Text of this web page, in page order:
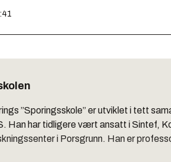
”Sporingsskole” er utviklet i tett
Han har tidligere vært ansatt i Sintef,
i Porsgrunn. Han er